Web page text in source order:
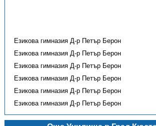
Езикова гимназия Д-р Петър Берон
Езикова гимназия Д-р Петър Берон
Езикова гимназия Д-р Петър Берон
Езикова гимназия Д-р Петър Берон
Езикова гимназия Д-р Петър Берон
Езикова гимназия Д-р Петър Берон